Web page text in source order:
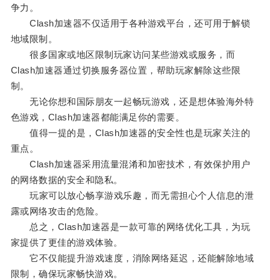
争力。
Clash加速器不仅适用于各种游戏平台，还可用于解锁
地域限制。
很多国家或地区限制玩家访问某些游戏或服务，而
Clash加速器通过切换服务器位置，帮助玩家解除这些限
制。
无论你想和国际朋友一起畅玩游戏，还是想体验海外特
色游戏，Clash加速器都能满足你的需要。
值得一提的是，Clash加速器的安全性也是玩家关注的
重点。
Clash加速器采用流量混淆和加密技术，有效保护用户
的网络数据的安全和隐私。
玩家可以放心畅享游戏乐趣，而无需担心个人信息的泄
露或网络攻击的危险。
总之，Clash加速器是一款可靠的网络优化工具，为玩
家提供了更佳的游戏体验。
它不仅能提升游戏速度，消除网络延迟，还能解除地域
限制，确保玩家畅快游戏。